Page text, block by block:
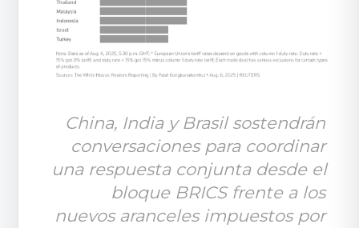
China, India y Brasil sostendrán
conversaciones para coordinar
una respuesta conjunta desde el
bloque BRICS frente a los
nuevos aranceles impuestos por